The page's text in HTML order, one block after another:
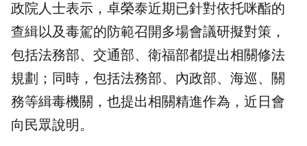
政院人士表示，卓榮泰近期已針對依托咪酯的
查緝以及毒駕的防範召開多場會議研擬對策，
包括法務部、交通部、衛福部都提出相關修法
規劃；同時，包括法務部、內政部、海巡、關
務等緝毒機關，也提出相關精進作為，近日會
向民眾說明。